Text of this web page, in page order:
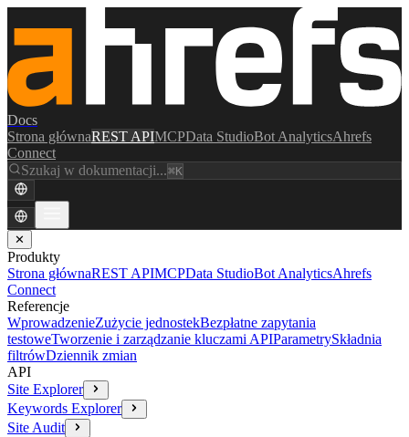
Docs
Strona głównaREST APIMCPData StudioBot AnalyticsAhrefs
Connect
Szukaj w dokumentacji...⌘K
✕
Produkty
Strona głównaREST APIMCPData StudioBot AnalyticsAhrefs
Connect
Referencje
WprowadzenieZużycie jednostekBezpłatne zapytania
testoweTworzenie i zarządzanie kluczami APIParametrySkładnia
filtrówDziennik zmian
API
Site Explorer
Keywords Explorer
Site Audit